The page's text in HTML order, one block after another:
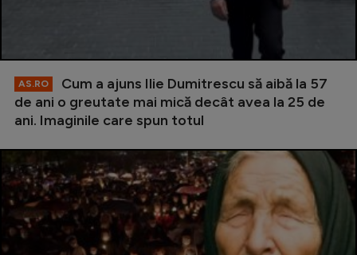
AS.RO
Cum a ajuns Ilie Dumitrescu să aibă la 57
de ani o greutate mai mică decât avea la 25 de
ani. Imaginile care spun totul